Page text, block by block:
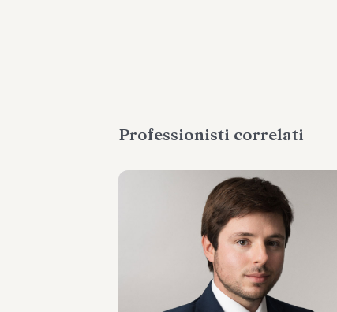
Professionisti correlati